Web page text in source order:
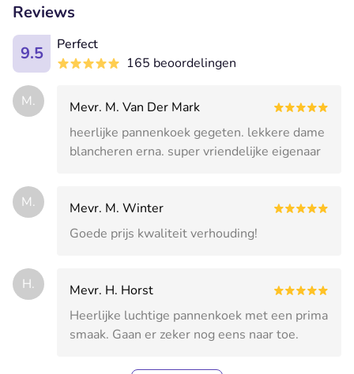
Reviews
9.5
Perfect
165 beoordelingen
M.
Mevr. M. Van Der Mark
heerlijke pannenkoek gegeten. lekkere dame
blancheren erna. super vriendelijke eigenaar
M.
Mevr. M. Winter
Goede prijs kwaliteit verhouding!
H.
Mevr. H. Horst
Heerlijke luchtige pannenkoek met een prima
smaak. Gaan er zeker nog eens naar toe.